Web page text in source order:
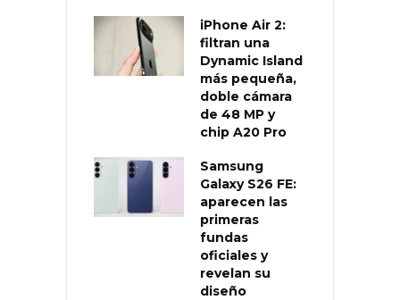
iPhone Air 2:
filtran una
Dynamic Island
más pequeña,
doble cámara
de 48 MP y
chip A20 Pro
Samsung
Galaxy S26 FE:
aparecen las
primeras
fundas
oficiales y
revelan su
diseño